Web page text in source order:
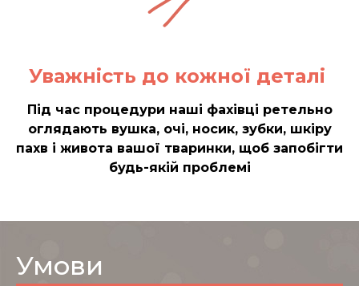
Уважність до кожної деталі
Під час процедури наші фахівці ретельно
оглядають вушка, очі, носик, зубки, шкіру
пахв і живота вашої тваринки, щоб запобігти
будь-якій проблемі
Умови